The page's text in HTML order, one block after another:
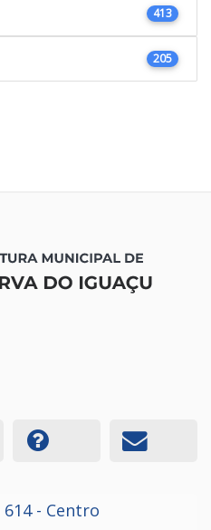
413
205
614 - Centro